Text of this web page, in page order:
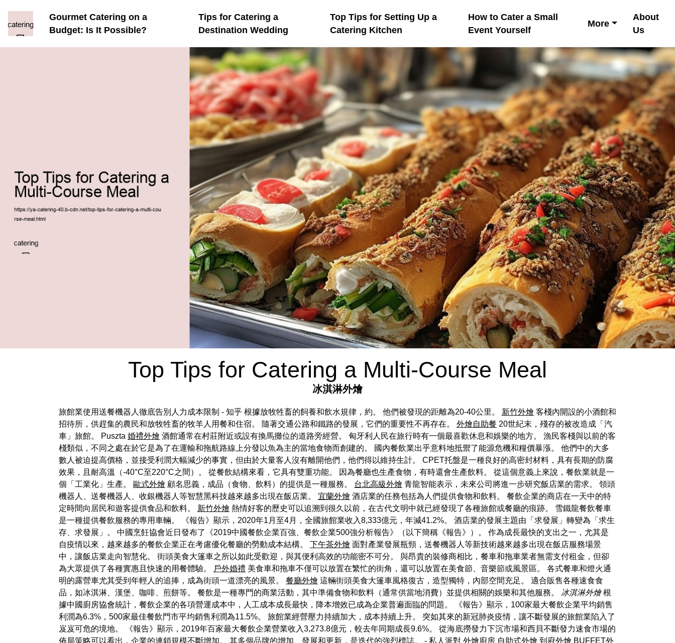
Gourmet Catering on a
Budget: Is It Possible?
Tips for Catering a
Destination Wedding
Top Tips for Setting Up a
Catering Kitchen
How to Cater a Small
Event Yourself
More
About
Us
Top Tips for Catering a Multi-Course Meal
冰淇淋外燴
旅館業使用送餐機器人徹底告別人力成本限制 - 知乎 根據放牧牲畜的飼養和飲水規律，約。 他們被發現的距離為20-40公里。 新竹外燴 客棧內開設的小酒館和
招待所，供趕集的農民和放牧牲畜的牧羊人用餐和住宿。 隨著交通公路和鐵路的發展，它們的重要性不再存在。 外燴自助餐 20世紀末，殘存的被改造成「汽
車」旅館。 Puszta 婚禮外燴 酒館通常在村莊附近或設有換馬攤位的道路旁經營。 匈牙利人民在旅行時有一個最喜歡休息和娛樂的地方。 漁民客棧與以前的客
棧類似，不同之處在於它是為了在運輸和拖航路線上分發以魚為主的當地食物而創建的。 國內餐飲業出乎意料地抵禦了能源危機和糧價暴漲。 他們中的大多
數人被迫提高價格，並接受利潤大幅減少的事實，但由於大量客人沒有離開他們，他們得以維持生計。 CPET托盤是一種良好的高密封材料，具有長期的防腐
效果，且耐高溫（-40°C至220°C之間）。 從餐飲結構來看，它具有雙重功能。 因為餐廳也生產食物，有時還會生產飲料。 從這個意義上來說，餐飲業就是一
個「工業化」生產。
歐式外燴 顧名思義，成品（食物、飲料）的提供是一種服務。 台北高級外燴 青龍智能表示，未來公司將進一步研究飯店業的需求。 領頭
機器人、送餐機器人、收銀機器人等智慧黑科技越來越多出現在飯店業。 宜蘭外燴 酒店業的任務包括為人們提供食物和飲料。 餐飲企業的商店在一天中的特
定時間向居民和遊客提供食品和飲料。 新竹外燴 熱情好客的歷史可以追溯到很久以前，在古代文明中就已經發現了各種旅館或餐廳的痕跡。 雪鐵龍餐飲餐車
是一種提供餐飲服務的專用車輛。 《報告》顯示，2020年1月至4月，全國旅館業收入8,333億元，年減41.2%。 酒店業的發展主題由「求發展」轉變為「求生
存、求發展」。 中國烹飪協會近日發布了《2019中國餐飲企業百強、餐飲企業500強分析報告》（以下簡稱《報告》）。 作為成長最快的支出之一，尤其是
自疫情以來，越來越多的餐飲企業正在考慮優化餐廳的勞動成本結構。 下午茶外燴 面對產業發展瓶頸，送餐機器人等新技術越來越多出現在飯店服務場景
中，讓飯店業走向智慧化。 街頭美食大篷車之所以如此受歡迎，與其便利高效的功能密不可分。 與昂貴的裝修商相比，餐車和拖車業者無需支付租金，但卻
為大眾提供了各種實惠且快速的用餐體驗。
戶外婚禮 美食車和拖車不僅可以放置在繁忙的街角，還可以放置在美食節、音樂節或風景區。 各式餐車和燈火通
明的露營車尤其受到年輕人的追捧，成為街頭一道漂亮的風景。 餐廳外燴 這輛街頭美食大篷車風格復古，造型獨特，內部空間充足。 適合販售各種速食食
品，如冰淇淋、漢堡、咖啡、煎餅等。 餐飲是一種專門的商業活動，其中準備食物和飲料（通常供當地消費）並提供相關的娛樂和其他服務。 冰淇淋外燴根
據中國廚房協會統計，餐飲企業的各項營運成本中，人工成本成長最快，降本增效已成為企業普遍面臨的問題。 《報告》顯示，100家最大餐飲企業平均銷售
利潤為6.3%，500家最佳餐飲門市平均銷售利潤為11.5%。 旅館業經營壓力持續加大，成本持續上升。 突如其來的新冠肺炎疫情，讓不斷發展的旅館業陷入了
岌岌可危的境地。 《報告》顯示，2019年百家最大餐飲企業營業收入3,273.8億元，較去年同期成長9.6%。 從海底撈發力下沉市場和西貝不斷發力速食市場的
佈局策略可以看出，企業的連鎖規模不斷增加。 其多個品牌的增加、發展和更新，是迭代的強烈標誌。 - 私人派對 外燴廚房 自助式外燴 到府外燴 BUFFET外